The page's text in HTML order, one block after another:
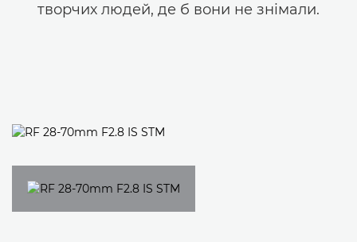
творчих людей, де б вони не знімали.